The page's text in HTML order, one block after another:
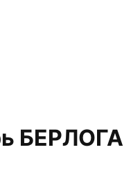
БЕРЛОГА